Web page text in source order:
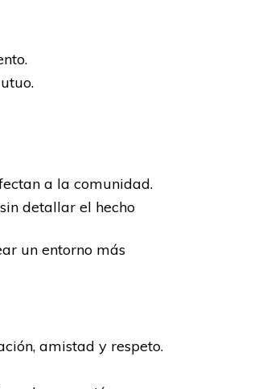
a la comunidad.
detallar el hecho
un entorno más
amistad y respeto.